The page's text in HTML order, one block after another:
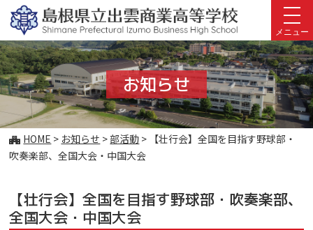
このページの本文へ
メニュー
お知らせ
こ
の
ジ
の
位
HOME > お知らせ >部活動 > 【壮行会】全国を目指す野球部・
吹奏楽部、全国大会・中国大会
【壮行会】全国を目指す野球部・吹奏楽部、
全国大会・中国大会